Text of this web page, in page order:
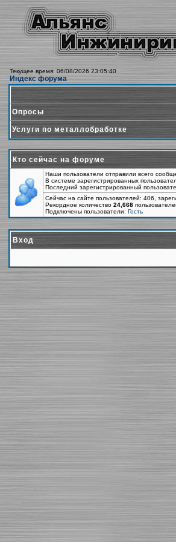
Текущее время: 06/08/2026 23:05:40
Индекс форума
Опросы
Услуги по металлобработке
Кто сейчас на форуме
Наши пользователи отправили всего
В системе зарегистрированных
Последний зарегистрированный
Сейчас на сайте пользователей: 406,
Рекордное количество 24,668
Подключены пользователи: Гость
Вход